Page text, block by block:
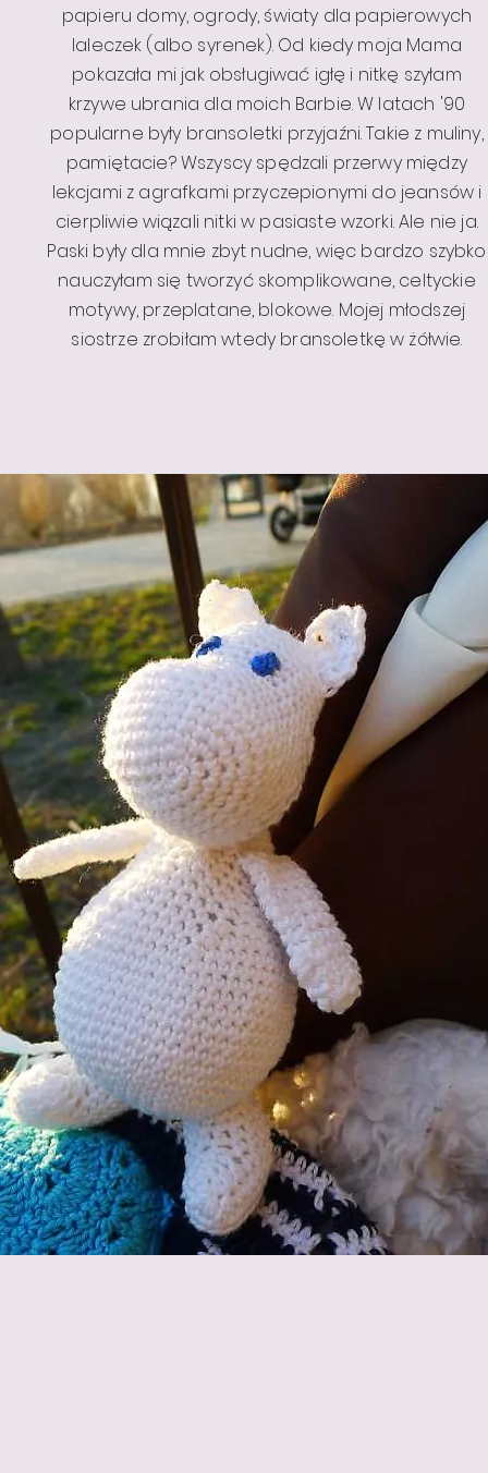
papieru domy, ogrody, światy dla papierowych
laleczek (albo syrenek). Od kiedy moja Mama
pokazała mi jak obsługiwać igłę i nitkę szyłam
krzywe ubrania dla moich Barbie. W latach '90
popularne były bransoletki przyjaźni. Takie z muliny,
pamiętacie? Wszyscy spędzali przerwy między
lekcjami z agrafkami przyczepionymi do jeansów i
cierpliwie wiązali nitki w pasiaste wzorki. Ale nie ja.
Paski były dla mnie zbyt nudne, więc bardzo szybko
nauczyłam się tworzyć skomplikowane, celtyckie
motywy, przeplatane, blokowe. Mojej młodszej
siostrze zrobiłam wtedy bransoletkę w żółwie.